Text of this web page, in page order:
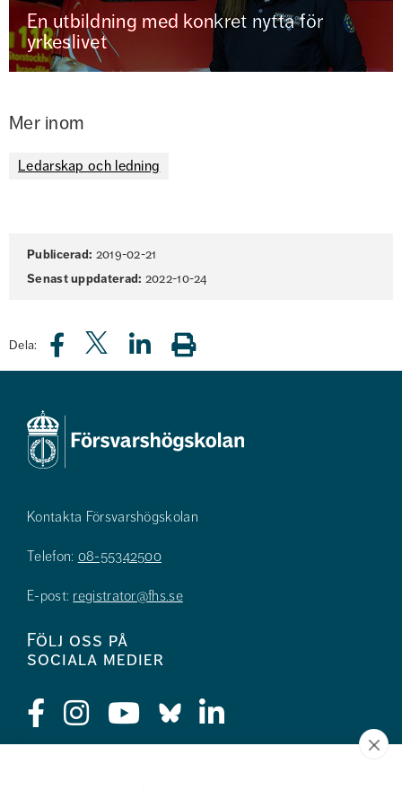
En utbildning med konkret nytta för
yrkeslivet
Mer inom
Ledarskap och ledning
Sidinformation
Publicerad: 2019-02-21
Senast uppdaterad: 2022-10-24
Dela:
Kontakta Försvarshögskolan
Telefon: 08-55342500
E-post: registrator@fhs.se
Följ oss på
sociala medier